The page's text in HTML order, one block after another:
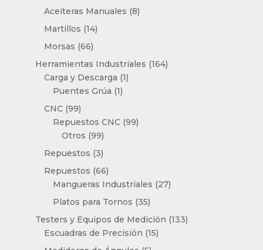
producto
Aceiteras Manuales 88
Martillos 1414
Morsas 6666
productos
Herramientas Industriales 164164
Carga y Descarga 11
Puentes Grúa 11
CNC 9999
productos
Repuestos CNC 9999
Otros 9999
productos
Repuestos 33
productos
Repuestos 6666
productos
Mangueras Industriales 2727
Platos para Tornos 3535
productos
Testers y Equipos de Medición 133133
Escuadras de Precisión 1515